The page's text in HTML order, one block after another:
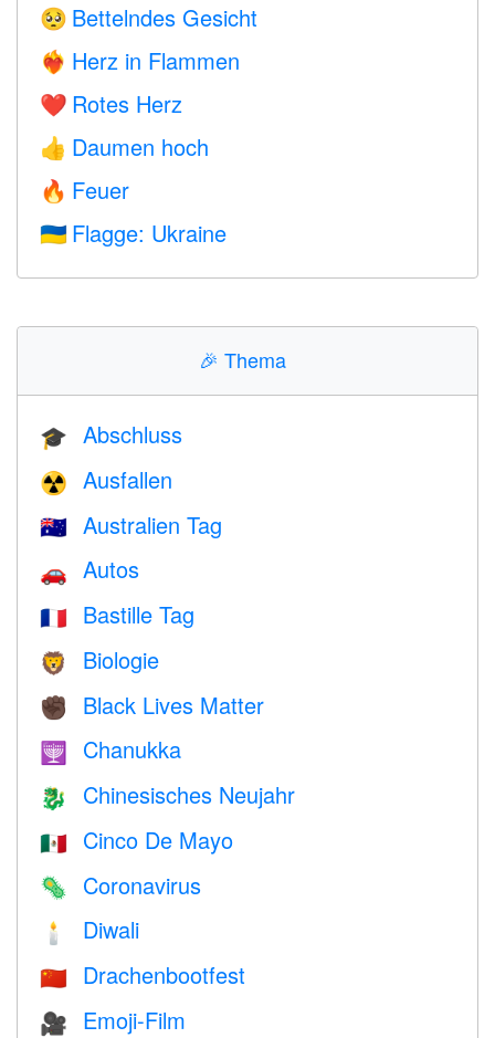
🥺 Bettelndes Gesicht
❤️‍🔥 Herz in Flammen
❤️ Rotes Herz
👍 Daumen hoch
🔥 Feuer
🇺🇦 Flagge: Ukraine
🎉 Thema
🎓 Abschluss
☢️ Ausfallen
🇦🇺 Australien Tag
🚗 Autos
🇫🇷 Bastille Tag
🦁 Biologie
✊🏿 Black Lives Matter
🕎 Chanukka
🐉 Chinesisches Neujahr
🇲🇽 Cinco De Mayo
🦠 Coronavirus
🕯 Diwali
🇨🇳 Drachenbootfest
🎥 Emoji-Film